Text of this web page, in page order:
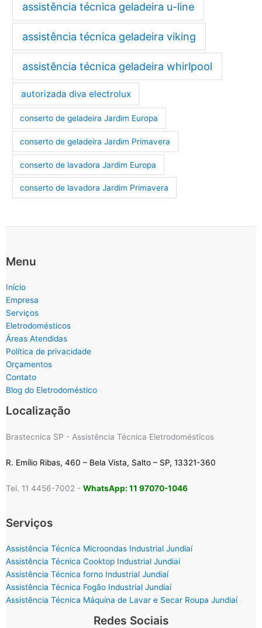
assistência técnica geladeira u-line
assistência técnica geladeira viking
assistência técnica geladeira whirlpool
autorizada diva electrolux
conserto de geladeira Jardim Europa
conserto de geladeira Jardim Primavera
conserto de lavadora Jardim Europa
conserto de lavadora Jardim Primavera
Menu
Início
Empresa
Serviços
Eletrodomésticos
Áreas Atendidas
Política de privacidade
Orçamentos
Contato
Blog do Eletrodoméstico
Localização
Brastecnica SP - Assistência Técnica Eletrodomésticos
R. Emílio Ribas, 460 – Bela Vista, Salto – SP, 13321-360
Tel. 11 4456-7002 - WhatsApp: 11 97070-1046
Serviços
Assistência Técnica Microondas Industrial Jundiaí
Assistência Técnica Cooktop Industrial Jundiaí
Assistência Técnica forno Industrial Jundiaí
Assistência Técnica Fogão Industrial Jundiaí
Assistência Técnica Máquina de Lavar e Secar Roupa Jundiaí
Redes Sociais